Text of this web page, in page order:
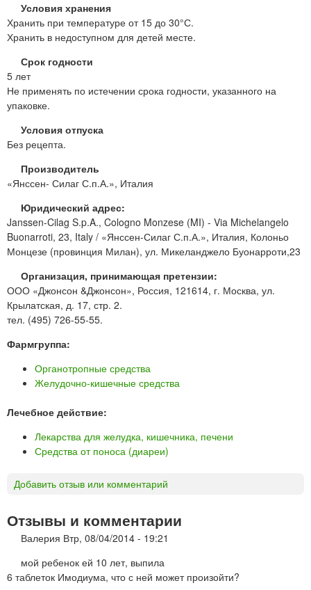
Условия хранения
Хранить при температуре от 15 до 30°С.
Хранить в недоступном для детей месте.
Срок годности
5 лет
Не применять по истечении срока годности, указанного на
упаковке.
Условия отпуска
Без рецепта.
Производитель
«Янссен- Силаг С.п.А.», Италия
Юридический адрес:
Janssen-Cilag S.p.A., Cologno Monzese (MI) - Via Michelangelo
Buonarroti, 23, Italy / «Янссен-Силаг С.п.А.», Италия, Колоньо
Монцезе (провинция Милан), ул. Микеланджело Буонарроти,23
Организация, принимающая претензии:
ООО «Джонсон &Джонсон», Россия, 121614, г. Москва, ул.
Крылатская, д. 17, стр. 2.
тел. (495) 726-55-55.
Фармгруппа:
Органотропные средства
Желудочно-кишечные средства
Лечебное действие:
Лекарства для желудка, кишечника, печени
Средства от поноса (диареи)
Добавить отзыв или комментарий
Отзывы и комментарии
Валерия Втр, 08/04/2014 - 19:21
мой ребенок ей 10 лет, выпила
6 таблеток Имодиума, что с ней может произойти?